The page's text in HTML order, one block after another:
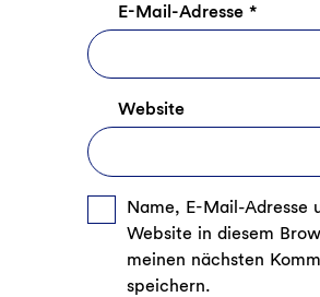
E-Mail-Adresse *
Website
Name, E-Mail-Adresse
Website in diesem
meinen nächsten
speichern.